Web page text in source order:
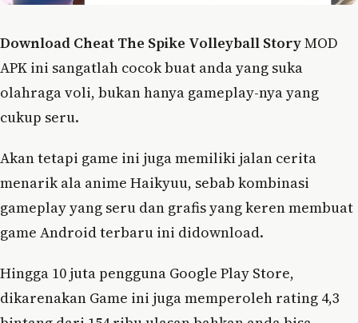
Download Cheat The Spike Volleyball StoryMOD
APK ini sangatlah cocok buat anda yang suka
olahraga voli, bukan hanya gameplay-nya yang
cukup seru.
Akan tetapi game ini juga memiliki jalan cerita
menarik ala anime Haikyuu, sebab kombinasi
gameplay yang seru dan grafis yang keren membuat
game Android terbaru ini didownload.
Hingga 10 juta pengguna Google Play Store,
dikarenakan Game ini juga memperoleh rating 4,3